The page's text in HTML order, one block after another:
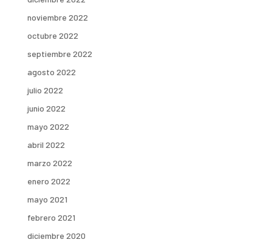
noviembre 2022
octubre 2022
septiembre 2022
agosto 2022
julio 2022
junio 2022
mayo 2022
abril 2022
marzo 2022
enero 2022
mayo 2021
febrero 2021
diciembre 2020